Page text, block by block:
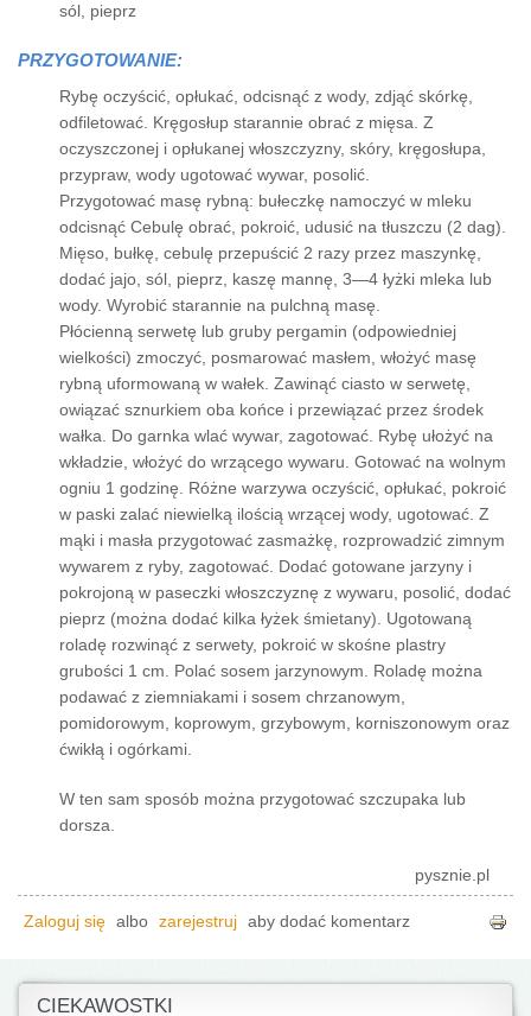
sól, pieprz
PRZYGOTOWANIE:
Rybę oczyścić, opłukać, odcisnąć z wody, zdjąć skórkę,
odfiletować. Kręgosłup starannie obrać z mięsa. Z
oczyszczonej i opłukanej włoszczyzny, skóry, kręgosłupa,
przypraw, wody ugotować wywar, posolić.
Przygotować masę rybną: bułeczkę namoczyć w mleku
odcisnąć Cebulę obrać, pokroić, udusić na tłuszczu (2 dag).
Mięso, bułkę, cebulę przepuścić 2 razy przez maszynkę,
dodać jajo, sól, pieprz, kaszę mannę, 3—4 łyżki mleka lub
wody. Wyrobić starannie na pulchną masę.
Płócienną serwetę lub gruby pergamin (odpowiedniej
wielkości) zmoczyć, posmarować masłem, włożyć masę
rybną uformowaną w wałek. Zawinąć ciasto w serwetę,
owiązać sznurkiem oba końce i przewiązać przez środek
wałka. Do garnka wlać wywar, zagotować. Rybę ułożyć na
wkładzie, włożyć do wrzącego wywaru. Gotować na wolnym
ogniu 1 godzinę. Różne warzywa oczyścić, opłukać, pokroić
w paski zalać niewielką ilością wrzącej wody, ugotować. Z
mąki i masła przygotować zasmażkę, rozprowadzić zimnym
wywarem z ryby, zagotować. Dodać gotowane jarzyny i
pokrojoną w paseczki włoszczyznę z wywaru, posolić, dodać
pieprz (można dodać kilka łyżek śmietany). Ugotowaną
roladę rozwinąć z serwety, pokroić w skośne plastry
grubości 1 cm. Polać sosem jarzynowym. Roladę można
podawać z ziemniakami i sosem chrzanowym,
pomidorowym, koprowym, grzybowym, korniszonowym oraz
ćwikłą i ogórkami.
W ten sam sposób można przygotować szczupaka lub
dorsza.
pysznie.pl
Zaloguj się albo zarejestruj aby dodać komentarz
CIEKAWOSTKI